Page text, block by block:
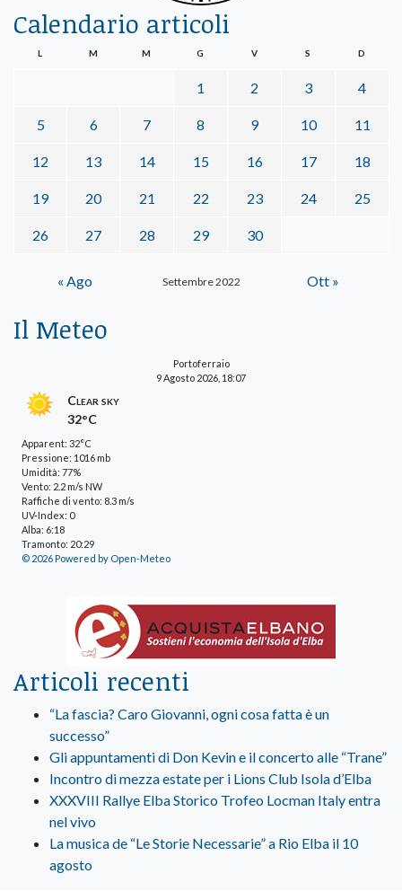
Calendario articoli
Settembre 2022
L M M G V S D
1 2 3 4
5 6 7 8 9 10 11
12 13 14 15 16 17 18
19 20 21 22 23 24 25
26 27 28 29 30
« Ago Ott »
Il Meteo
Portoferraio
9 Agosto 2026, 18:07
Clear sky
32°C
Apparent: 32°C
Pressione: 1016 mb
Umidità: 77%
Vento: 2.2 m/s NW
Raffiche di vento: 8.3 m/s
UV-Index: 0
Alba: 6:18
Tramonto: 20:29
© 2026 Powered by Open-Meteo
Articoli recenti
“La fascia? Caro Giovanni, ogni cosa fatta è un
successo”
Gli appuntamenti di Don Kevin e il concerto alle “Trane”
Incontro di mezza estate per i Lions Club Isola d’Elba
XXXVIII Rallye Elba Storico Trofeo Locman Italy entra
nel vivo
La musica de “Le Storie Necessarie” a Rio Elba il 10
agosto